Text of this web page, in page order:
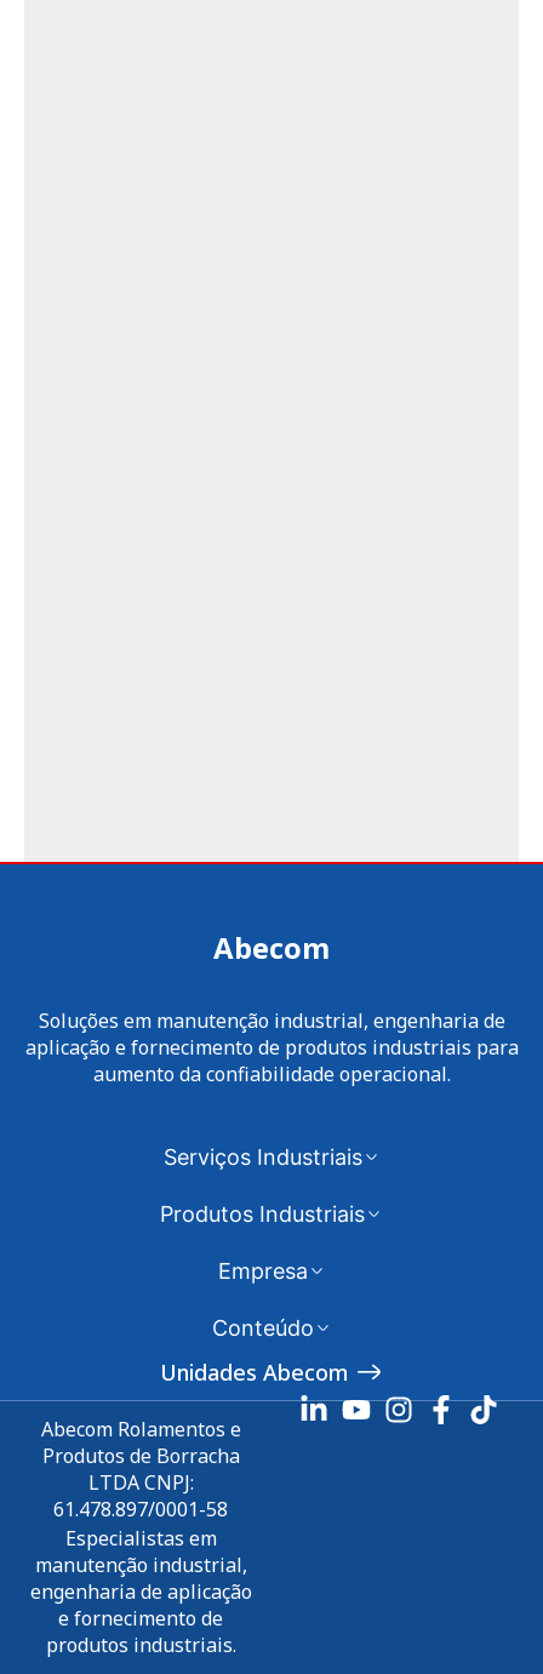
Abecom
Soluções em manutenção industrial, engenharia de
aplicação e fornecimento de produtos industriais para
aumento da confiabilidade operacional.
Serviços Industriais
Produtos Industriais
Empresa
Conteúdo
Unidades Abecom
Abecom Rolamentos e
Produtos de Borracha
LTDA CNPJ:
61.478.897/0001-58
Especialistas em
manutenção industrial,
engenharia de aplicação
e fornecimento de
produtos industriais.